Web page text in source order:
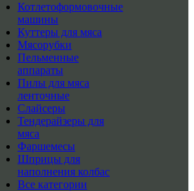
Котлетоформовочные
машины
Куттеры для мяса
Мясорубки
Пельменные
аппараты
Пилы для мяса
ленточные
Слайсеры
Тендерайзеры для
мяса
Фаршемесы
Шприцы для
наполнения колбас
Все категории